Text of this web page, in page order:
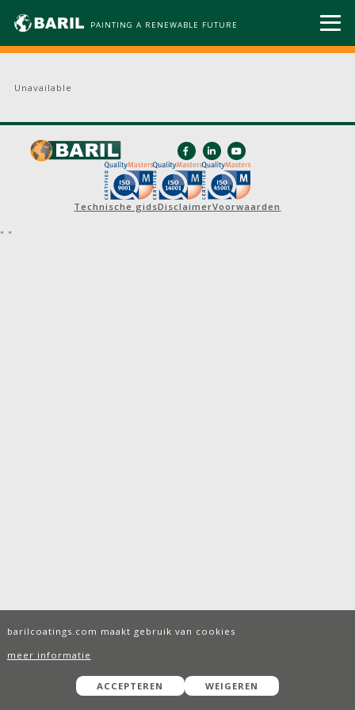
PAINTING A RENEWABLE FUTURE
Unavailable
Technische gidsDisclaimerVoorwaarden
"
barilcoatings.com maakt gebruik van cookies
meer informatie
ACCEPTEREN WEIGEREN
"